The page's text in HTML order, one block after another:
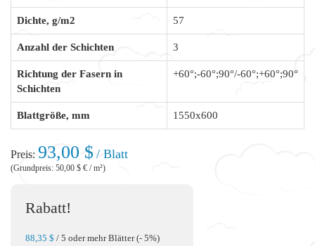
Dichte, g/m2 57
Anzahl der Schichten 3
Richtung der Fasern in
Schichten
+60°;-60°;90°/-60°;+60°;90°
Blattgröße, mm 1550x600
Preis: 93,00 $ / Blatt
(Grundpreis: 50,00 $ € / m²)
Rabatt!
88,35 $ / 5 oder mehr Blätter (- 5%)